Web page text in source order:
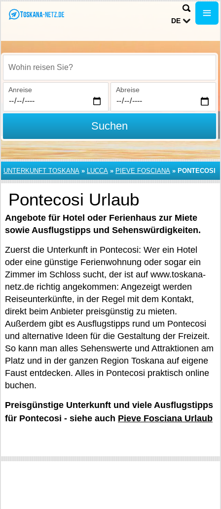
DE
Wohin reisen Sie?
Anreise Abreise
Suchen
UNTERKUNFT TOSKANA » LUCCA » PIEVE FOSCIANA » PONTECOSI
Pontecosi Urlaub
Angebote für Hotel oder Ferienhaus zur Miete
sowie Ausflugstipps und Sehenswürdigkeiten.
Zuerst die Unterkunft in Pontecosi: Wer ein Hotel
oder eine günstige Ferienwohnung oder sogar ein
Zimmer im Schloss sucht, der ist auf www.toskana-
netz.de richtig angekommen: Angezeigt werden
Reiseunterkünfte, in der Regel mit dem Kontakt,
direkt beim Anbieter preisgünstig zu mieten.
Außerdem gibt es Ausflugstipps rund um Pontecosi
und alternative Ideen für die Gestaltung der Freizeit.
So kann man alles Sehenswerte und Attraktionen am
Platz und in der ganzen Region Toskana auf eigene
Faust entdecken. Alles in Pontecosi praktisch online
buchen.
Preisgünstige Unterkunft und viele Ausflugstipps
für Pontecosi - siehe auch Pieve Fosciana Urlaub